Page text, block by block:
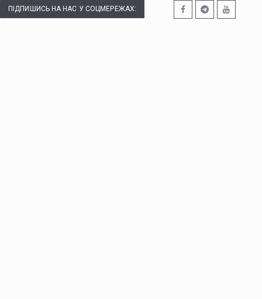
ПІДПИШИСЬ НА НАС У СОЦМЕРЕЖАХ: